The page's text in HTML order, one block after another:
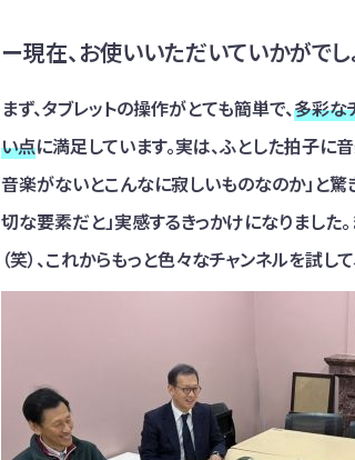
ー現在、お使いいただいていかがでし
まず、タブレットの操作がとても簡単で、多彩な
い点に満足しています。実は、ふとした拍子
音楽がないとこんなに寂しいものなのか」と驚
切な要素だと」実感するきっかけになりまし
（笑）、これからもっと色々なチャンネルを試